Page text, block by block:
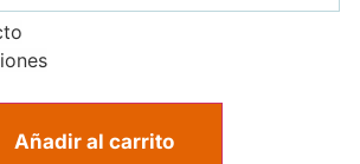
Añadir al carrito